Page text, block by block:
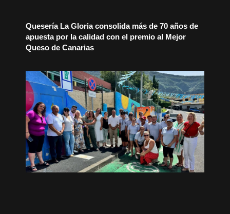
Quesería La Gloria consolida más de 70 años de
apuesta por la calidad con el premio al Mejor
Queso de Canarias